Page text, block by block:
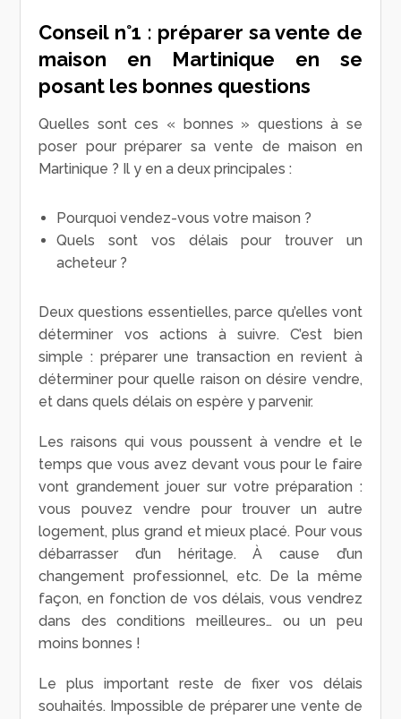
Conseil n°1 : préparer sa vente de
maison en Martinique en se
posant les bonnes questions
Quelles sont ces « bonnes » questions à se
poser pour préparer sa vente de maison en
Martinique ? Il y en a deux principales :
Pourquoi vendez-vous votre maison ?
Quels sont vos délais pour trouver un
acheteur ?
Deux questions essentielles, parce qu’elles vont
déterminer vos actions à suivre. C’est bien
simple : préparer une transaction en revient à
déterminer pour quelle raison on désire vendre,
et dans quels délais on espère y parvenir.
Les raisons qui vous poussent à vendre et le
temps que vous avez devant vous pour le faire
vont grandement jouer sur votre préparation :
vous pouvez vendre pour trouver un autre
logement, plus grand et mieux placé. Pour vous
débarrasser d’un héritage. À cause d’un
changement professionnel, etc. De la même
façon, en fonction de vos délais, vous vendrez
dans des conditions meilleures… ou un peu
moins bonnes !
Le plus important reste de fixer vos délais
souhaités. Impossible de préparer une vente de